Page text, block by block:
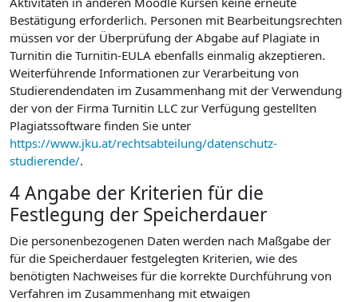
Bestätigung erforderlich. Personen mit Bearbeitungsrechten
müssen vor der Überprüfung der Abgabe auf Plagiate in
Turnitin die Turnitin-EULA ebenfalls einmalig akzeptieren.
Weiterführende Informationen zur Verarbeitung von
Studierendendaten im Zusammenhang mit der Verwendung
der von der Firma Turnitin LLC zur Verfügung gestellten
Plagiatssoftware finden Sie unter
https://www.jku.at/rechtsabteilung/datenschutz-
studierende/.
4 Angabe der Kriterien für die
Festlegung der Speicherdauer
Die personenbezogenen Daten werden nach Maßgabe der
für die Speicherdauer festgelegten Kriterien, wie des
benötigten Nachweises für die korrekte Durchführung von
Verfahren im Zusammenhang mit etwaigen